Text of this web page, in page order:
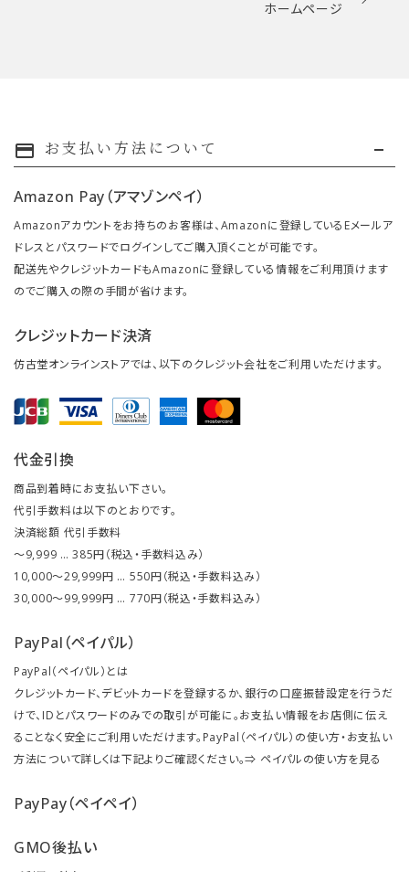
ホームページ
payment お支払い方法について
Amazon Pay（アマゾンペイ）
Amazonアカウントをお持ちのお客様は、Amazonに登録しているEメールア
ドレスとパスワードでログインしてご購入頂くことが可能です。
配送先やクレジットカードもAmazonに登録している情報をご利用頂けます
のでご購入の際の手間が省けます。
クレジットカード決済
仿古堂オンラインストアでは、以下のクレジット会社をご利用いただけます。
代金引換
商品到着時にお支払い下さい。
代引手数料は以下のとおりです。
決済総額 代引手数料
～9,999 … 385円（税込・手数料込み）
10,000～29,999円 … 550円（税込・手数料込み）
30,000～99,999円 … 770円（税込・手数料込み）
PayPal（ペイパル）
PayPal（ペイパル）とは
クレジットカード、デビットカードを登録するか、銀行の口座振替設定を行うだ
けで、IDとパスワードのみでの取引が可能に。お支払い情報をお店側に伝え
ることなく安全にご利用いただけます。PayPal（ペイパル）の使い方・お支払い
方法について詳しくは下記よりご確認ください。⇒ ペイパルの使い方を見る
PayPay（ペイペイ）
GMO後払い